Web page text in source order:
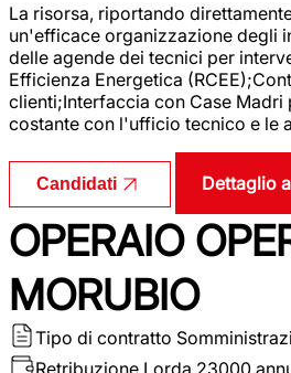
La risorsa, riportando
un'efficace organizzazione degli
delle agende dei tecnici per
Efficienza Energetica
clienti;Interfaccia con Case
costante con l'ufficio tecnico e le
Candidati Dettaglio
OPERAIO
MORUBIO
Tipo di contratto
Retribuzione Lorda 23000